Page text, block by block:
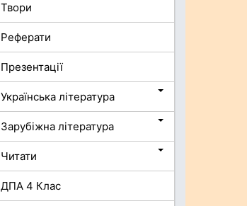
Твори
Реферати
Презентації
Українська література
Зарубіжна література
Читати
ДПА 4 Клас